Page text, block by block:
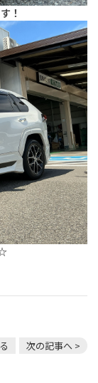
！
次の記事へ >